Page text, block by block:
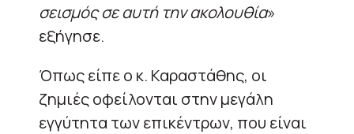
σεισμός σε αυτή την ακολουθία»
εξήγησε.
Όπως είπε ο κ. Καραστάθης, οι
ζημιές οφείλονται στην μεγάλη
εγγύτητα των επικέντρων, που είναι